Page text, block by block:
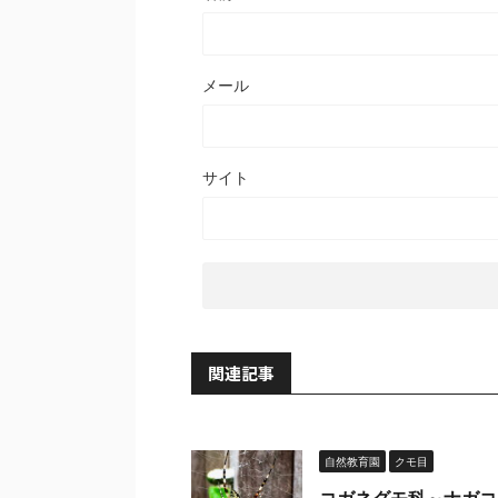
メール
サイト
関連記事
自然教育園 クモ目